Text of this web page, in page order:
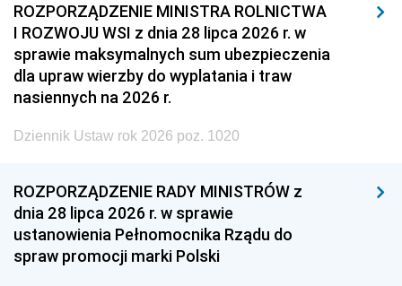
ROZPORZĄDZENIE MINISTRA ROLNICTWA
I ROZWOJU WSI z dnia 28 lipca 2026 r. w
sprawie maksymalnych sum ubezpieczenia
dla upraw wierzby do wyplatania i traw
nasiennych na 2026 r.
Dziennik Ustaw rok 2026 poz. 1020
ROZPORZĄDZENIE RADY MINISTRÓW z
dnia 28 lipca 2026 r. w sprawie
ustanowienia Pełnomocnika Rządu do
spraw promocji marki Polski